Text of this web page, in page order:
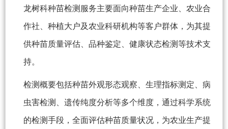
龙树科种苗检测服务主要面向种苗生产企业、农业合
作社、种植大户及农业科研机构等客户群体，为其提
供种苗质量评估、品种鉴定、健康状态检测等技术支
持。
检测概要包括种苗外观形态观察、生理指标测定、病
虫害检测、遗传纯度分析等多个维度，通过科学系统
的检测手段，全面评估种苗质量状况，为农业生产提